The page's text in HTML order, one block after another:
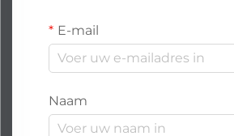
E-mail
Naam